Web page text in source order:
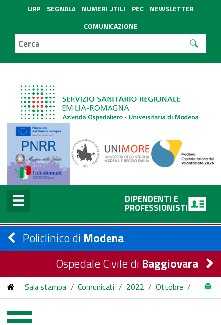
URP SEGNALA NUMERI UTILI PEC
NEWSLETTER
COMUNICAZIONE
DIPENDENTI E
PROFESSIONISTI
Policlinico di Modena
Ospedale Civile di Baggiovara
Sala stampa / Comunicati / 2022 / Ottobre /